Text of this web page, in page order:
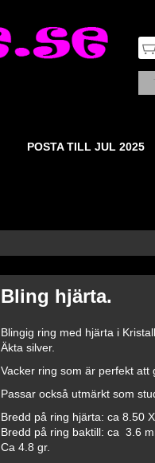
POSTA TILL JUL 2025
Bling hjärta.
Blingig ring med hjärta i
Äkta silver.
Vacker ring som är perfekt att
Passar också utmärkt som
Bredd på ring hjärta: ca 8.50 X
Bredd på ring baktill: ca 3.6
Ca 4.8 gr.